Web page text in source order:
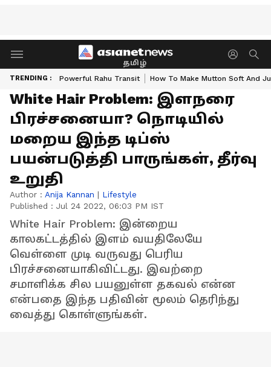
தமிழ்
TRENDING : Powerful Rahu Transit How To Make Mutton Soft And
White Hair Problem: இளநரை
பிரச்சனையா? நொடியில்
மறைய இந்த டிப்ஸ்
பயன்படுத்தி பாருங்கள், தீர்வு
உறுதி
Author : Anija Kannan | Lifestyle
Published : Jul 24 2022, 06:03 PM IST
White Hair Problem: இன்றைய
காலகட்டத்தில் இளம் வயதிலேயே
வெள்ளை முடி வருவது பெரிய
பிரச்சனையாகிவிட்டது. இவற்றை
சமாளிக்க சில பயனுள்ள தகவல் என்ன
என்பதை இந்த பதிவின் மூலம் தெரிந்து
வைத்து கொள்ளுங்கள்.